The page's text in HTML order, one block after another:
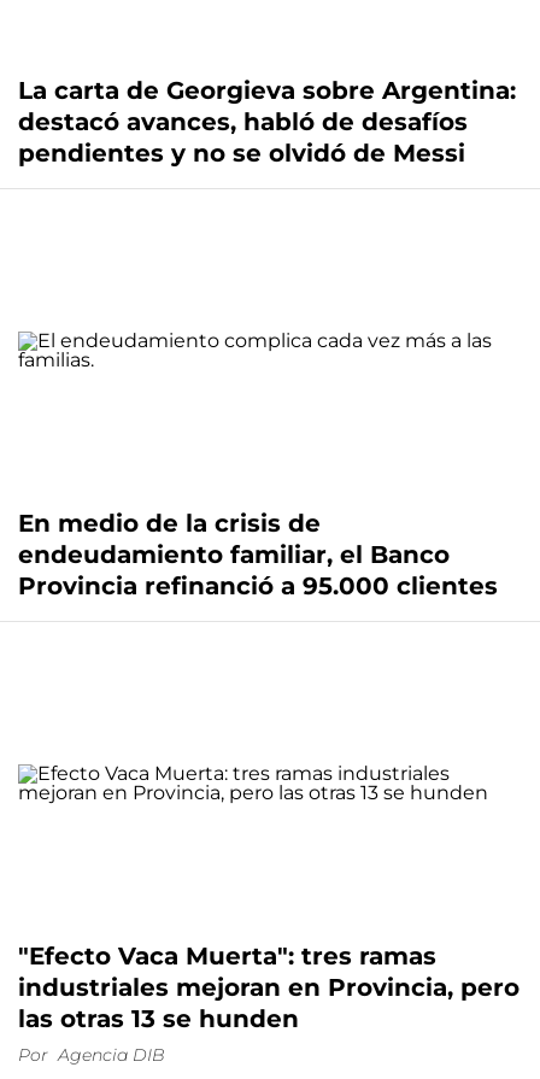
La carta de Georgieva sobre Argentina:
destacó avances, habló de desafíos
pendientes y no se olvidó de Messi
En medio de la crisis de
endeudamiento familiar, el Banco
Provincia refinanció a 95.000 clientes
"Efecto Vaca Muerta": tres ramas
industriales mejoran en Provincia, pero
las otras 13 se hunden
Por Agencia DIB